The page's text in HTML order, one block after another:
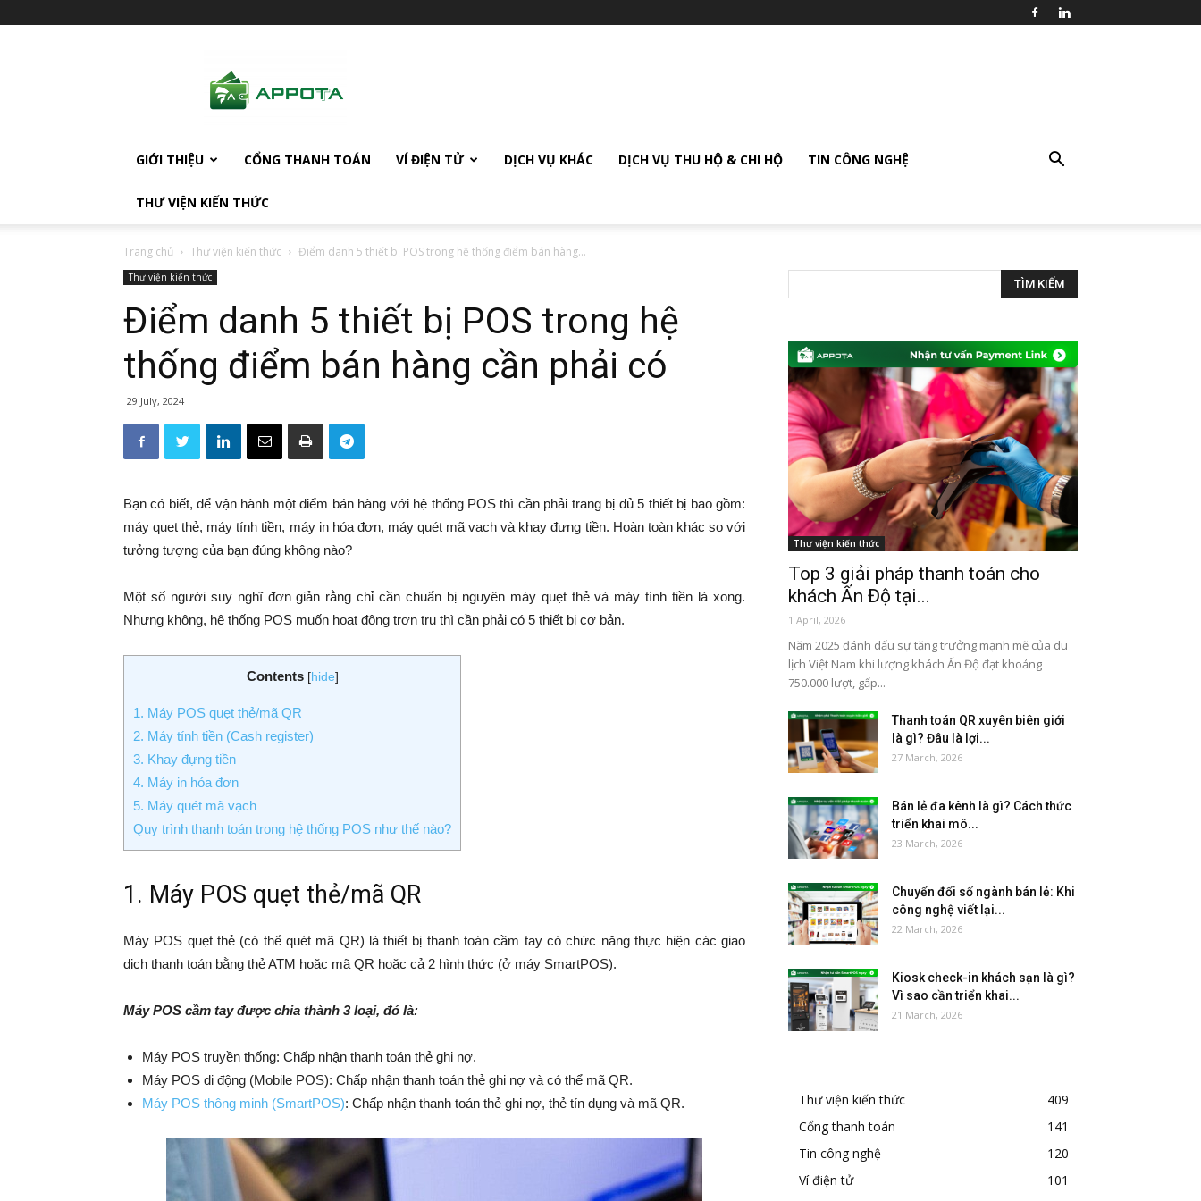
GIỚI THIỆU CỔNG THANH TOÁN VÍ ĐIỆN TỬ DỊCH VỤ KHÁC DỊCH VỤ THU HỘ & CHI HỘ TIN CÔNG NGHỆ
THƯ VIỆN KIẾN THỨC
Trang chủ Thư viện kiến thức Điểm danh 5 thiết bị POS trong hệ thống điểm bán hàng...
Thư viện kiến thức
Điểm danh 5 thiết bị POS trong hệ
thống điểm bán hàng cần phải có
29 July, 2024
Bạn có biết, để vận hành một điểm bán hàng với hệ thống POS thì cần phải trang bị đủ 5 thiết bị bao gồm:
máy quẹt thẻ, máy tính tiền, máy in hóa đơn, máy quét mã vạch và khay đựng tiền. Hoàn toàn khác so với
tưởng tượng của bạn đúng không nào?
Một số người suy nghĩ đơn giản rằng chỉ cần chuẩn bị nguyên máy quẹt thẻ và máy tính tiền là xong.
Nhưng không, hệ thống POS muốn hoạt động trơn tru thì cần phải có 5 thiết bị cơ bản.
Contents [hide]
1. Máy POS quẹt thẻ/mã QR
2. Máy tính tiền (Cash register)
3. Khay đựng tiền
4. Máy in hóa đơn
5. Máy quét mã vạch
Quy trình thanh toán trong hệ thống POS như thế nào?
1. Máy POS quẹt thẻ/mã QR
Máy POS quẹt thẻ (có thể quét mã QR) là thiết bị thanh toán cầm tay có chức năng thực hiện các giao
dịch thanh toán bằng thẻ ATM hoặc mã QR hoặc cả 2 hình thức (ở máy SmartPOS).
Máy POS cầm tay được chia thành 3 loại, đó là:
Máy POS truyền thống: Chấp nhận thanh toán thẻ ghi nợ.
Máy POS di động (Mobile POS): Chấp nhận thanh toán thẻ ghi nợ và có thể mã QR.
Máy POS thông minh (SmartPOS): Chấp nhận thanh toán thẻ ghi nợ, thẻ tín dụng và mã QR.
Thư viện kiến thức
Top 3 giải pháp thanh toán cho
khách Ấn Độ tại...
1 April, 2026
Năm 2025 đánh dấu sự tăng trưởng mạnh mẽ của du
lịch Việt Nam khi lượng khách Ấn Độ đạt khoảng
750.000 lượt, gấp...
Thanh toán QR xuyên biên giới
là gì? Đâu là lợi...
27 March, 2026
Bán lẻ đa kênh là gì? Cách thức
triển khai mô...
23 March, 2026
Chuyển đổi số ngành bán lẻ: Khi
công nghệ viết lại...
22 March, 2026
Kiosk check-in khách sạn là gì?
Vì sao cần triển khai...
21 March, 2026
Thư viện kiến thức
409
Cổng thanh toán
141
Tin công nghệ
120
Ví điện tử
101